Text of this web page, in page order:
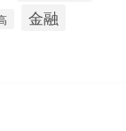
金融